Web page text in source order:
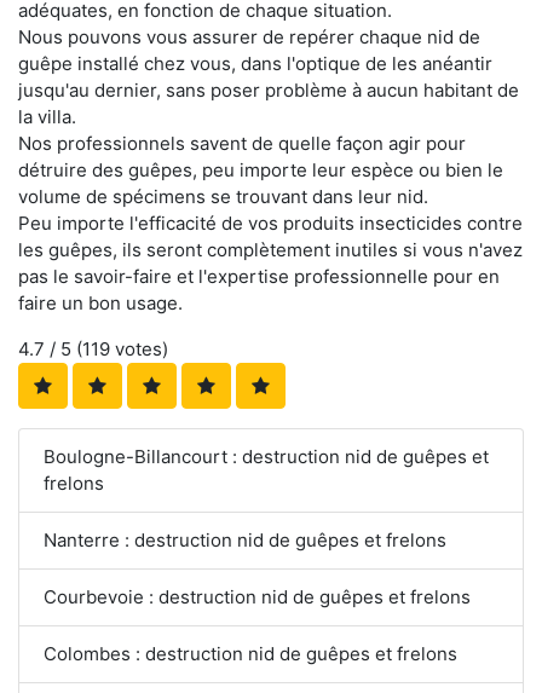
adéquates, en fonction de chaque situation.
Nous pouvons vous assurer de repérer chaque nid de
guêpe installé chez vous, dans l'optique de les anéantir
jusqu'au dernier, sans poser problème à aucun habitant de
la villa.
Nos professionnels savent de quelle façon agir pour
détruire des guêpes, peu importe leur espèce ou bien le
volume de spécimens se trouvant dans leur nid.
Peu importe l'efficacité de vos produits insecticides contre
les guêpes, ils seront complètement inutiles si vous n'avez
pas le savoir-faire et l'expertise professionnelle pour en
faire un bon usage.
4.7 / 5 (119 votes)
Boulogne-Billancourt : destruction nid de guêpes et
frelons
Nanterre : destruction nid de guêpes et frelons
Courbevoie : destruction nid de guêpes et frelons
Colombes : destruction nid de guêpes et frelons